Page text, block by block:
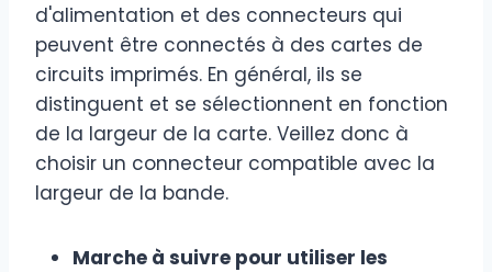
d'alimentation et des connecteurs qui
peuvent être connectés à des cartes de
circuits imprimés. En général, ils se
distinguent et se sélectionnent en fonction
de la largeur de la carte. Veillez donc à
choisir un connecteur compatible avec la
largeur de la bande.
Marche à suivre pour utiliser les